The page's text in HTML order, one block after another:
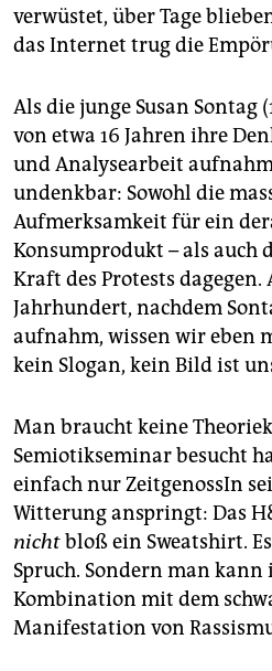
verwüstet, über Tage
das Internet trug die
Als die junge Susan Sontag
von etwa 16 Jahren ihre
und Analysearbeit
undenkbar: Sowohl die
Aufmerksamkeit für ein
Konsumprodukt – als auch
Kraft des Protests dagegen.
Jahrhundert, nachdem
aufnahm, wissen wir eben
kein Slogan, kein Bild ist
Man braucht keine
Semiotikseminar besucht
einfach nur ZeitgenossIn
Witterung anspringt: Das
nichtbloß ein Sweatshirt.
Spruch. Sondern man
Kombination mit dem
Manifestation von